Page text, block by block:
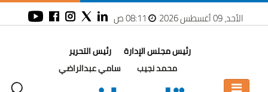
الأحد، 09 أغسطس 2026
رئيس مجلس الإدارة
محمد نجيب
رئيس التحرير
سامي عبدالراضي